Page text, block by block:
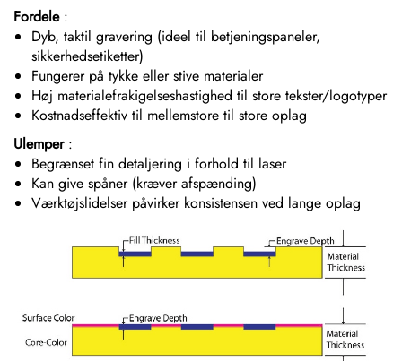
Fordele :
Dyb, taktil gravering (ideel til betjeningspaneler,
sikkerhedsetiketter)
Fungerer på tykke eller stive materialer
Høj materialefrakigelseshastighed til store tekster/logotyper
Kostnadseffektiv til mellemstore til store oplag
Ulemper :
Begrænset fin detaljering i forhold til laser
Kan give spåner (kræver afspænding)
Værktøjslidelser påvirker konsistensen ved lange oplag